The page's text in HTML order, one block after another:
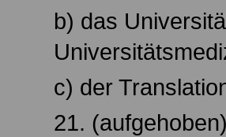
b) das
c) der
21.